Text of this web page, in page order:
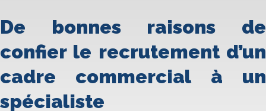
De bonnes raisons de
confier le recrutement d’un
cadre commercial à un
spécialiste